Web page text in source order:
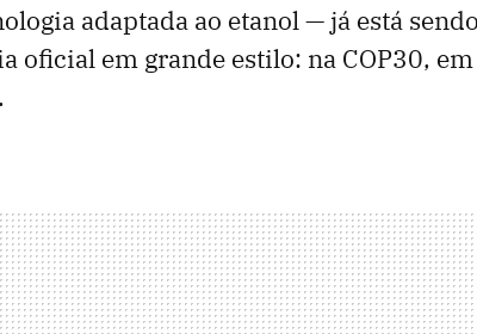
adaptada ao etanol — já está
oficial em grande estilo: na COP30,